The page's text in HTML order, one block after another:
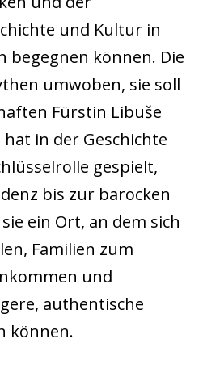
und Kultur in
begegnen können. Die
umwoben, sie soll
Fürstin Libuše
in der Geschichte
gespielt,
bis zur barocken
ein Ort, an dem sich
Familien zum
und
authentische
können.